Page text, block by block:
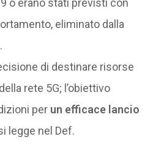
o erano stati previsti con
eliminato dalla
di destinare risorse
rete 5G; l’obiettivo
per un efficace lancio
legge nel Def.